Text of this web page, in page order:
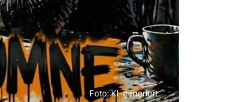
Foto: KI-generiert